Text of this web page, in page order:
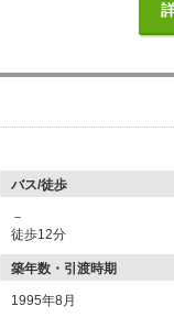
バス/徒歩
－
徒歩12分
築年数・引渡時期
1995年8月